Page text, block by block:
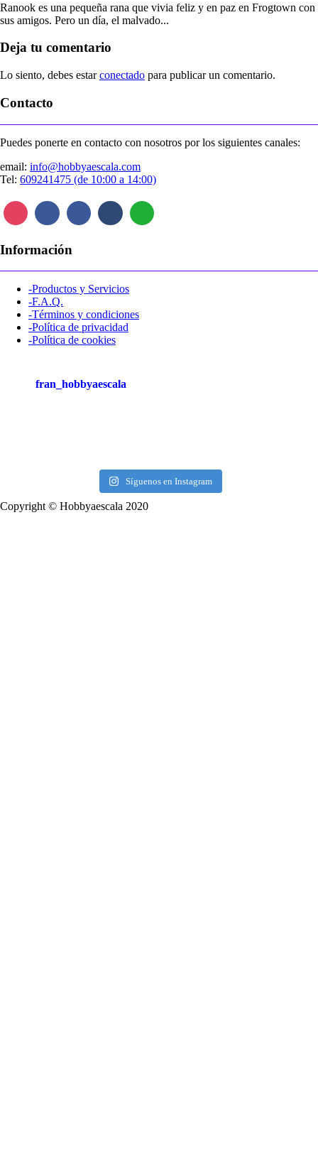
Ranook es una pequeña rana que vivia feliz y en paz en Frogtown con
sus amigos. Pero un día, el malvado...
Deja tu comentario
Lo siento, debes estarconectado para publicar un comentario.
Contacto
Puedes ponerte en contacto con nosotros por los siguientes canales:
email: info@hobbyaescala.com
Tel: 609241475 (de 10:00 a 14:00)
Información
-Productos y Servicios
-F.A.Q.
-Términos y condiciones
-Política de privacidad
-Política de cookies
fran_hobbyaescala
Síguenos en Instagram
Copyright © Hobbyaescala 2020